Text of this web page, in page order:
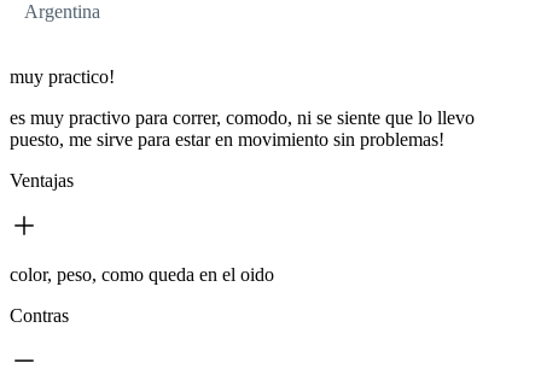
Argentina
muy practico!
es muy practivo para correr, comodo, ni se siente que lo llevo
puesto, me sirve para estar en movimiento sin problemas!
Ventajas
color, peso, como queda en el oido
Contras